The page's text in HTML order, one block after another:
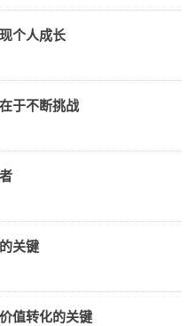
个人成长
于不断挑战
关键
值转化的关键